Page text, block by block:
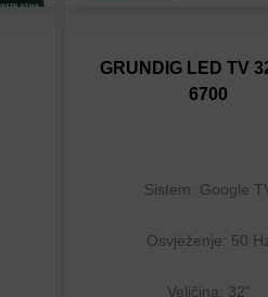
Dodaj u poređenje
GRUNDIG LED TV
6700
Sistem: Google
Osvježenje: 50
Veličina: 32"